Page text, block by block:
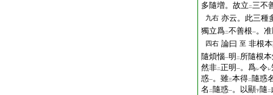
多隨増。故立 二三不
九右 亦云。此三種
獨立爲二不善根一。
四右 論曰 至 非根
隨煩惱一明 二 所隨根
然非二正明 一。爲レ令レ
惑一。雖三本得二 隨惑
名 二 隨惑一。以顯下隨 二